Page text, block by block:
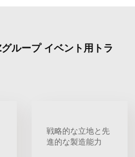
ループ イベント用トラ
戦略的な立地と先
進的な製造能力